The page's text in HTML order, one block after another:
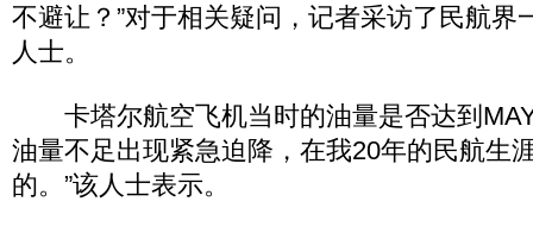
不避让？”对于相关疑问，记者采访了民航界
人士。
卡塔尔航空飞机当时的油量是否达到
油量不足出现紧急迫降，在我20年的民航生
的。”该人士表示。